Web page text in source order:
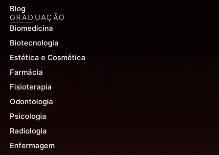
Blog
GRADUAÇÃO
Biomedicina
Biotecnologia
Estética e Cosmética
Farmácia
Fisioterapia
Odontologia
Psicologia
Radiologia
Enfermagem